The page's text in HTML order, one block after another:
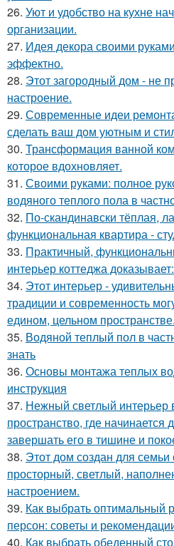
26. Уют и удобство на кухне
организации.
27. Идея декора своими
эффектно.
28. Этот загородный дом - не
настроение.
29. Современные идеи
сделать ваш дом уютным и
30. Трансформация ванной
которое вдохновляет.
31. Своими руками: полное
водяного теплого пола в
32. По-скандинавски тёплая,
функциональная квартира -
33. Практичный,
интерьер коттеджа доказывает:
34. Этот интерьер -
традиции и современность
едином, цельном пространстве.
35. Водяной теплый пол в
знать
36. Основы монтажа теплых
инструкция
37. Нежный светлый интерьер
пространство, где начинается
завершать его в тишине и
38. Этот дом создан для семьи
просторный, светлый,
настроением.
39. Как выбрать оптимальный
персон: советы и
40. Как выбрать обеденный